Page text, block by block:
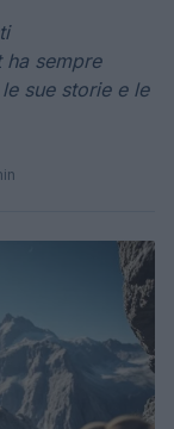
sempre
sue storie e le